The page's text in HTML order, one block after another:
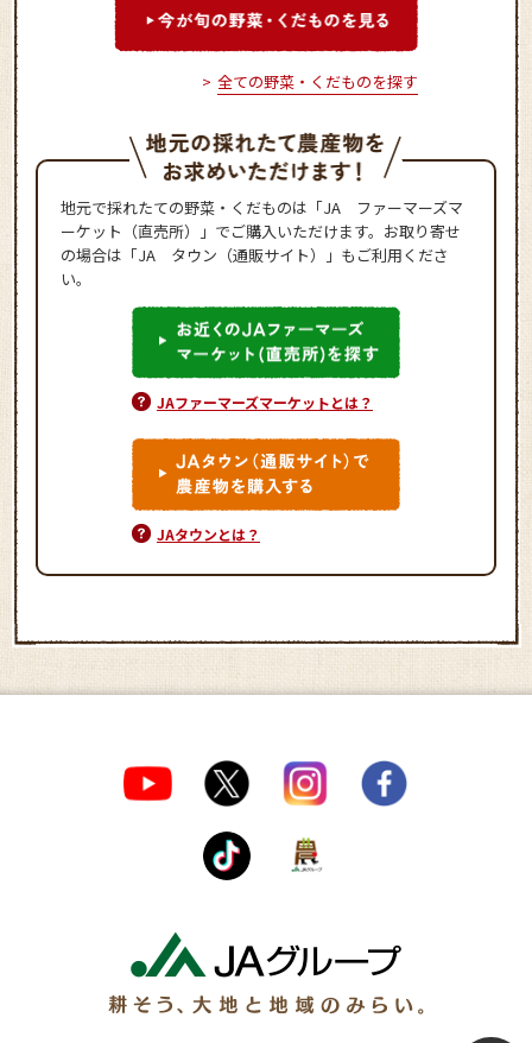
全ての野菜・くだものを探す
地元で採れたての野菜・くだものは「JA ファーマーズマ
ーケット（直売所）」でご購入いただけます。お取り寄せ
の場合は「JA タウン（通販サイト）」もご利用くださ
い。
JAファーマーズマーケットとは？
JAタウンとは？